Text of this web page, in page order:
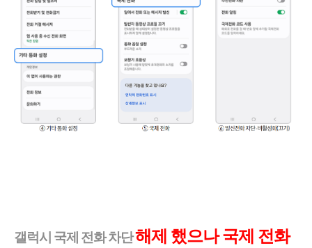
갤럭시 국제 전화 차단해제 했으나 국제 전화